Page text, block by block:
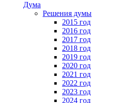
Дума
Решения думы
2015 год
2016 год
2017 год
2018 год
2019 год
2020 год
2021 год
2022 год
2023 год
2024 год